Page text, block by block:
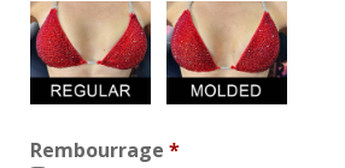
Rembourrage *